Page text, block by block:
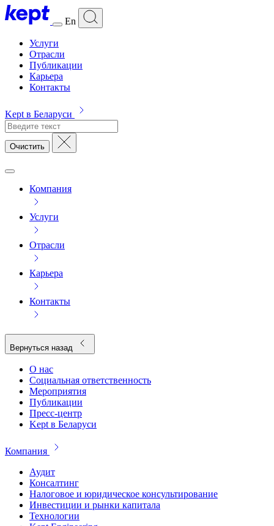
En
Услуги
Отрасли
Публикации
Карьера
Контакты
Kept в Беларуси
Очистить
Компания
Услуги
Отрасли
Карьера
Контакты
Вернуться назад
О нас
Социальная ответственность
Мероприятия
Публикации
Пресс-центр
Kept в Беларуси
Компания
Аудит
Консалтинг
Налоговое и юридическое консультирование
Инвестиции и рынки капитала
Технологии